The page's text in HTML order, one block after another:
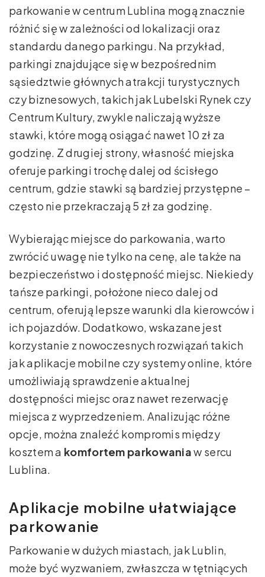
parkowanie w centrum Lublina mogą znacznie
różnić się w zależności od lokalizacji oraz
standardu danego parkingu. Na przykład,
parkingi znajdujące się w bezpośrednim
sąsiedztwie głównych atrakcji turystycznych
czy biznesowych, takich jak Lubelski Rynek czy
Centrum Kultury, zwykle naliczają wyższe
stawki, które mogą osiągać nawet 10 zł za
godzinę. Z drugiej strony, własność miejska
oferuje parkingi trochę dalej od ścisłego
centrum, gdzie stawki są bardziej przystępne –
często nie przekraczają 5 zł za godzinę.
Wybierając miejsce do parkowania, warto
zwrócić uwagę nie tylko na cenę, ale także na
bezpieczeństwo i dostępność miejsc. Niekiedy
tańsze parkingi, położone nieco dalej od
centrum, oferują lepsze warunki dla kierowców i
ich pojazdów. Dodatkowo, wskazane jest
korzystanie z nowoczesnych rozwiązań takich
jak aplikacje mobilne czy systemy online, które
umożliwiają sprawdzenie aktualnej
dostępności miejsc oraz nawet rezerwację
miejsca z wyprzedzeniem. Analizując różne
opcje, można znaleźć kompromis między
kosztem a komfortem parkowaniaw sercu
Lublina.
Aplikacje mobilne ułatwiające
parkowanie
Parkowanie w dużych miastach, jak Lublin,
może być wyzwaniem, zwłaszcza w tętniących